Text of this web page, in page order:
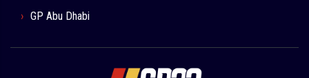
GP Abu Dhabi